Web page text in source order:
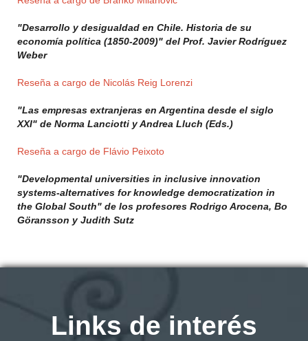
"Desarrollo y desigualdad en Chile. Historia de su
economía política (1850-2009)" del Prof. Javier Rodríguez
Weber
Reseña a cargo de Nicolás Reig Lorenzi
"Las empresas extranjeras en Argentina desde el siglo
XXI" de Norma Lanciotti y Andrea Lluch (Eds.)
Reseña a cargo de Flávio Peixoto
"Developmental universities in inclusive innovation
systems-alternatives for knowledge democratization in
the Global South" de los profesores Rodrigo Arocena, Bo
Göransson y Judith Sutz
Links de interés